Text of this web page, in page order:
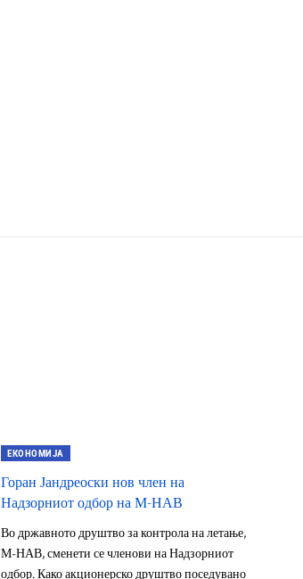
ЕКОНОМИЈА
Горан Јандреоски нов член на
Надзорниот одбор на М-НАВ
Во државното друштво за контрола на летање,
М-НАВ, сменети се членови на Надзорниот
одбор. Како акционерско друштво поседувано